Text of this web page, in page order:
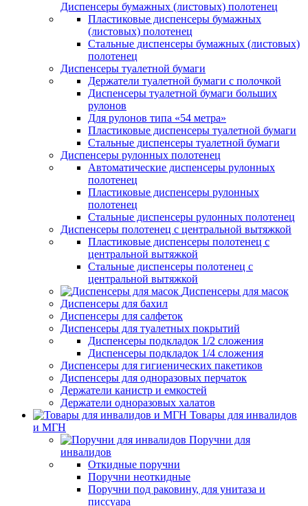
Диспенсеры бумажных (листовых) полотенец
Пластиковые диспенсеры бумажных
(листовых) полотенец
Стальные диспенсеры бумажных (листовых)
полотенец
Диспенсеры туалетной бумаги
Держатели туалетной бумаги с полочкой
Диспенсеры туалетной бумаги больших
рулонов
Для рулонов типа «54 метра»
Пластиковые диспенсеры туалетной бумаги
Стальные диспенсеры туалетной бумаги
Диспенсеры рулонных полотенец
Автоматические диспенсеры рулонных
полотенец
Пластиковые диспенсеры рулонных
полотенец
Стальные диспенсеры рулонных полотенец
Диспенсеры полотенец с центральной вытяжкой
Пластиковые диспенсеры полотенец с
центральной вытяжкой
Стальные диспенсеры полотенец с
центральной вытяжкой
Диспенсеры для масок
Диспенсеры для бахил
Диспенсеры для салфеток
Диспенсеры для туалетных покрытий
Диспенсеры подкладок 1/2 сложения
Диспенсеры подкладок 1/4 сложения
Диспенсеры для гигиенических пакетиков
Диспенсеры для одноразовых перчаток
Держатели канистр и емкостей
Держатели одноразовых халатов
Товары для инвалидов
и МГН
Поручни для
инвалидов
Откидные поручни
Поручни неоткидные
Поручни под раковину, для унитаза и
писсуара